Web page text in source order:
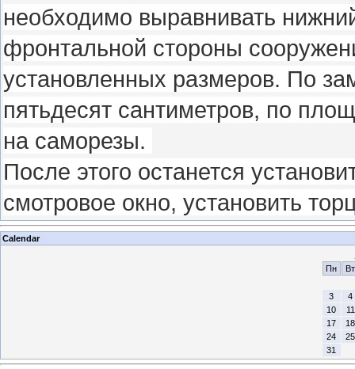
необходимо выравнивать
фронтальной стороны
установленных размеров. По
пятьдесят сантиметров, по
на саморезы.
После этого останется
смотровое окно, установить
Calendar
Пн
Вт
3
4
10
11
17
18
24
25
31